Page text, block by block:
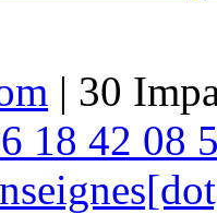
| 30
18 42 08